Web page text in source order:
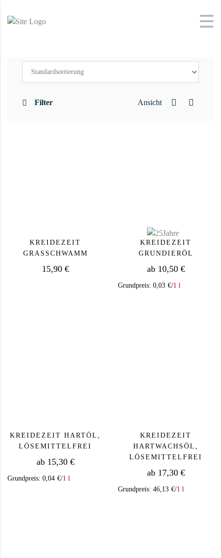
Filter Ansicht
KREIDEZEIT
GRASSCHWAMM
15,90 €
KREIDEZEIT
GRUNDIERÖL
ab 10,50 €
Grundpreis: 0,03 €/1 l
KREIDEZEIT HARTÖL,
LÖSEMITTELFREI
ab 15,30 €
Grundpreis: 0,04 €/1 l
KREIDEZEIT
HARTWACHSÖL,
LÖSEMITTELFREI
ab 17,30 €
Grundpreis: 46,13 €/1 l